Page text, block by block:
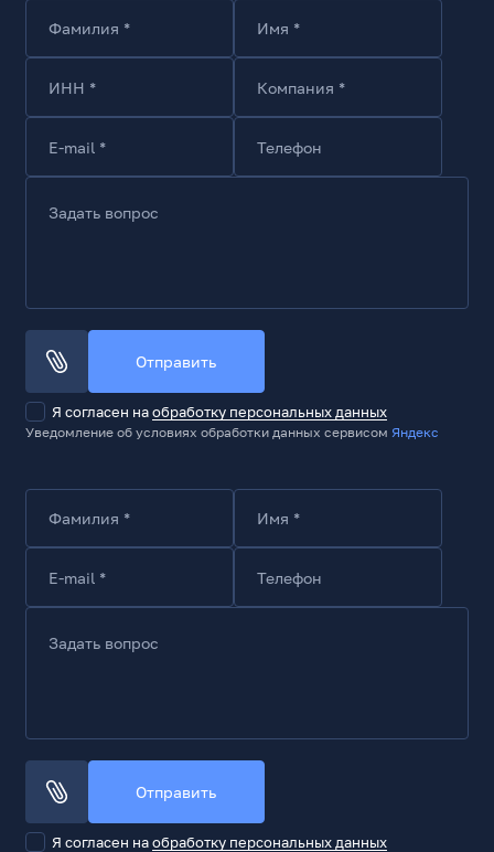
2.65
Вес, г
10
Тип комплектации
RTL
Комплект поставки
теплораспределительная пластина (может быть
Фамилия * Имя *
ИНН * Компания *
E-mail * Телефон
Задать вопрос
Отправить
Я согласен наобработку персональных данных
Уведомление об условиях обработки данных сервисом Яндекс
Фамилия * Имя *
E-mail * Телефон
Задать вопрос
Отправить
Я согласен наобработку персональных данных